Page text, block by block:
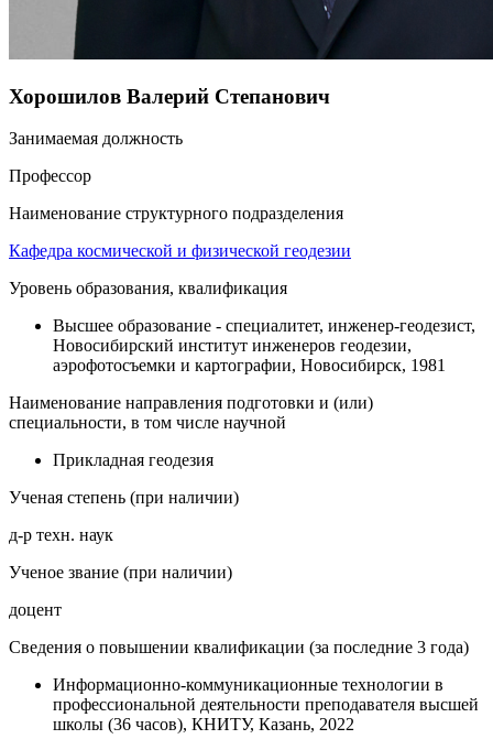
Хорошилов Валерий Степанович
Занимаемая должность
Профессор
Наименование структурного подразделения
Кафедра космической и физической геодезии
Уровень образования, квалификация
Высшее образование - специалитет, инженер-геодезист,
Новосибирский институт инженеров геодезии,
аэрофотосъемки и картографии, Новосибирск, 1981
Наименование направления подготовки и (или)
специальности, в том числе научной
Прикладная геодезия
Ученая степень (при наличии)
д-р техн. наук
Ученое звание (при наличии)
доцент
Сведения о повышении квалификации (за последние 3 года)
Информационно-коммуникационные технологии в
профессиональной деятельности преподавателя высшей
школы (36 часов), КНИТУ, Казань, 2022